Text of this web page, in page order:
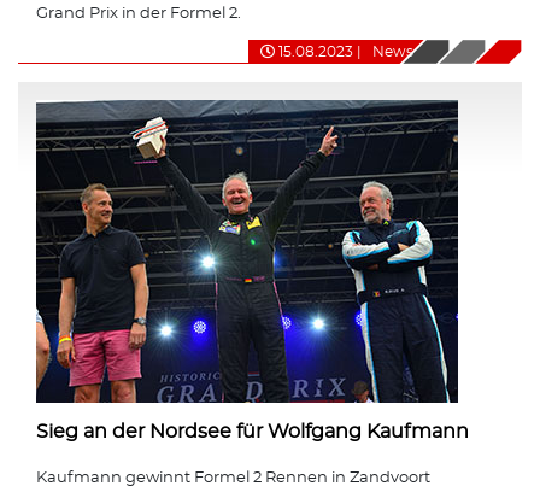
Grand Prix in der Formel 2.
15.08.2023 News
Sieg an der Nordsee für Wolfgang Kaufmann
Kaufmann gewinnt Formel 2 Rennen in Zandvoort